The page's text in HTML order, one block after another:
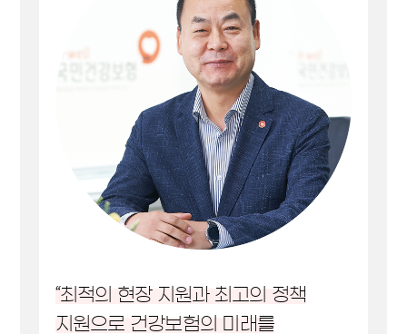
“최적의 현장 지원과 최고의 정책
지원으로 건강보험의 미래를